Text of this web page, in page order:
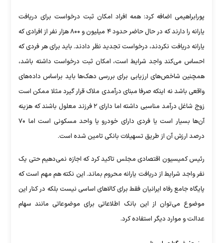
پورابراهیمی اضافه کرد: همه افراد امکان ثبت درخواست برای دریافت
یارانه را دارند که در حال حاضر حدود ۴ میلیون و ۸۰۰ هزار نفر از افرادی که
یارانه دریافت نکردند، درخواست تجدید نظر دادند. باید برای هر فردی که
احساس می‌کند واجد شرایط است، امکان ثبت درخواست داشته باشد،
همچنین شاخص‌های ارزیابی برای بررسی دهک‌ها باید براساس داده‌های
واقعی باشد نه اینکه صرفا مبنای درآمدی ملاک قرار گیرد مثلا ممکن است
زوج شاغل درآمد مناسبی داشته اما دارای ۲ فرزند معلول باشند که هزینه
آن‌ها بسیار است یا فردی دارای خودرو یا واحد مسکونی است اما ۷۰
درصد ارزش آن از طریق تسهیلات بانکی تامین شده است.
رئیس کمیسیون اقتصادی مجلس تاکید کرد که اجازه نمی‌دهیم حتی یک
نفر واجد شرایط از دریافت یارانه محروم بماند. این نکته هم مهم است که
پایگاه جامع رفاه ایرانیان فقط برای کالاهای اساسی نیست بلکه در کنار این
موضوع می‌توان از این بانک اطلاعاتی برای موضوعاتی مانند سهام
عدالت و موارد دیگر استفاده کرد.